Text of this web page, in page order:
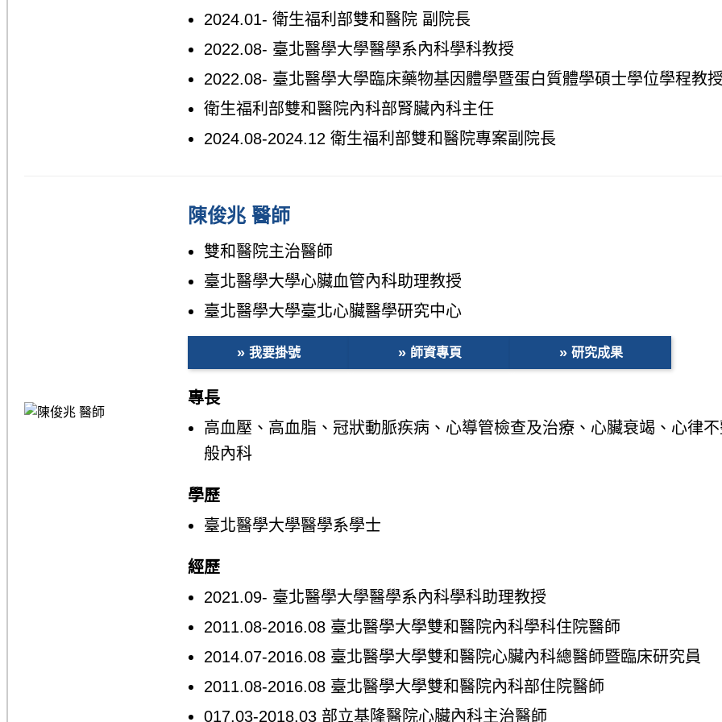
2024.01- 衛生福利部雙和醫院 副院長
2022.08- 臺北醫學大學醫學系內科學科教授
2022.08- 臺北醫學大學臨床藥物基因體學暨蛋白質體學碩士學位學程教
衛生福利部雙和醫院內科部腎臟內科主任
2024.08-2024.12 衛生福利部雙和醫院專案副院長
陳俊兆 醫師
雙和醫院主治醫師
臺北醫學大學心臟血管內科助理教授
臺北醫學大學臺北心臟醫學研究中心
我要掛號 師資專頁 研究成果
專長
高血壓、高血脂、冠狀動脈疾病、心導管檢查及治療、心臟衰竭、心律
般內科
學歷
臺北醫學大學醫學系學士
經歷
2021.09- 臺北醫學大學醫學系內科學科助理教授
2011.08-2016.08 臺北醫學大學雙和醫院內科學科住院醫師
2014.07-2016.08 臺北醫學大學雙和醫院心臟內科總醫師暨臨床研究員
2011.08-2016.08 臺北醫學大學雙和醫院內科部住院醫師
017.03-2018.03 部立基隆醫院心臟內科主治醫師